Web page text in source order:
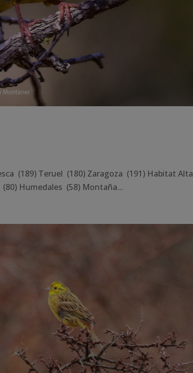
(189) Teruel (180) Zaragoza (191) Habitat Alta
Humedales (58) Montaña...